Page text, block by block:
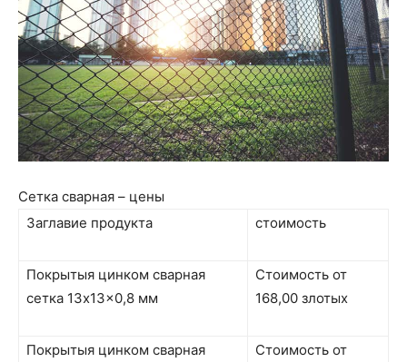
Сетка сварная – цены
Заглавие продукта
стоимость
Покрытыя цинком сварная
сетка 13x13x0,8 мм
Стоимость от
168,00 злотых
Покрытыя цинком сварная
Стоимость от